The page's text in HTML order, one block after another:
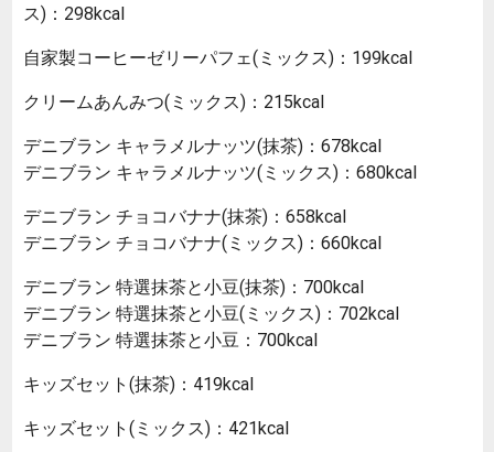
ス)：298kcal
自家製コーヒーゼリーパフェ(ミックス)：199kcal
クリームあんみつ(ミックス)：215kcal
デニブラン キャラメルナッツ(抹茶)：678kcal
デニブラン キャラメルナッツ(ミックス)：680kcal
デニブラン チョコバナナ(抹茶)：658kcal
デニブラン チョコバナナ(ミックス)：660kcal
デニブラン 特選抹茶と小豆(抹茶)：700kcal
デニブラン 特選抹茶と小豆(ミックス)：702kcal
デニブラン 特選抹茶と小豆：700kcal
キッズセット(抹茶)：419kcal
キッズセット(ミックス)：421kcal